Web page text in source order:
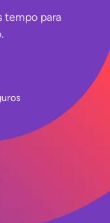
tempo para